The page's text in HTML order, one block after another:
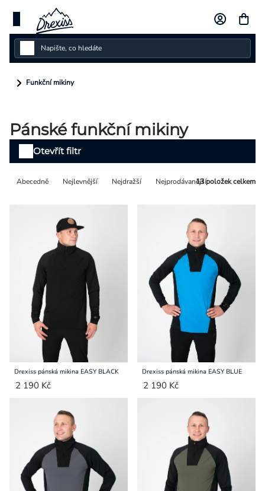
obsah
Dámské
Pánské
Kolekce
Dárkové poukazy
Přihlášení
Funkční mikiny
Pánské funkční mikiny
Řazení
Abecedně Nejlevnější Nejdražší Nejprodávanější
13položek celkem
Otevřít filtr
Výpis
produktů
Drexiss pánská mikina EASY BLACK
2 190 Kč
Drexiss pánská mikina EASY BLUE
2 190 Kč